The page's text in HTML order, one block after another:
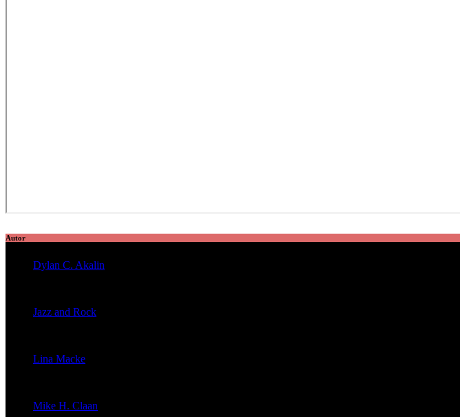
Autor
Dylan C. Akalin
Jazz and Rock
Lina Macke
Mike H. Claan